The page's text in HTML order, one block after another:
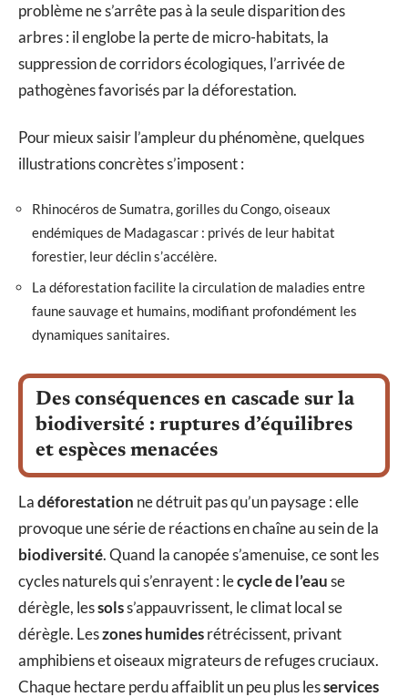
problème ne s’arrête pas à la seule disparition des
arbres : il englobe la perte de micro-habitats, la
suppression de corridors écologiques, l’arrivée de
pathogènes favorisés par la déforestation.
Pour mieux saisir l’ampleur du phénomène, quelques
illustrations concrètes s’imposent :
Rhinocéros de Sumatra, gorilles du Congo, oiseaux
endémiques de Madagascar : privés de leur habitat
forestier, leur déclin s’accélère.
La déforestation facilite la circulation de maladies entre
faune sauvage et humains, modifiant profondément les
dynamiques sanitaires.
Des conséquences en cascade sur la
biodiversité : ruptures d’équilibres
et espèces menacées
Ladéforestation ne détruit pas qu’un paysage : elle
provoque une série de réactions en chaîne au sein de la
biodiversité. Quand la canopée s’amenuise, ce sont les
cycles naturels qui s’enrayent : lecycle de l’eause
dérègle, lessolss’appauvrissent, le climat local se
dérègle. Leszones humidesrétrécissent, privant
amphibiens et oiseaux migrateurs de refuges cruciaux.
Chaque hectare perdu affaiblit un peu plus lesservices